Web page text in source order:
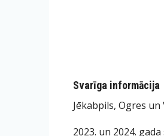
Svarīga informācija
Jēkabpils, Ogres
2023. un 2024.